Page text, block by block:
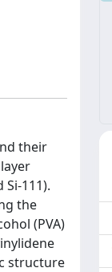
their
111).
the
(PVA)
structure